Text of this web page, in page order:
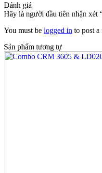
Đánh giá
Hãy là người đầu tiên nhận
You must be logged in to post a
Sản phẩm tương tự